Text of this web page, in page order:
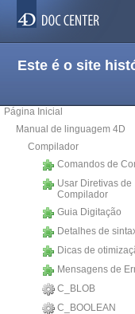
Este é o site
Página Inicial
Manual de linguagem 4D
Compilador
Comandos de
Usar Diretivas de
Compilador
Guia Digitação
Detalhes de
Dicas de
Mensagens de
C_BLOB
C_BOOLEAN